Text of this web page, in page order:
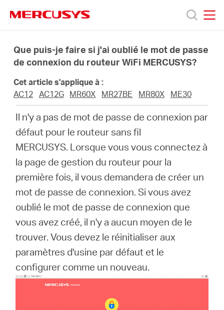
navigation
Produits
propos
Mercusys
Canada
Que puis-je faire si j'ai oublié le mot de passe
de connexion du routeur WiFi MERCUSYS?
Cet article s'applique à :
AC12
AC12G MR60X MR27BE MR80X ME30
Il n'y a pas de mot de passe de connexion par
défaut pour le routeur sans fil
MERCUSYS. Lorsque vous vous connectez à
la page de gestion du routeur pour la
première fois, il vous demandera de créer un
mot de passe de connexion.Si vous avez
oublié le mot de passe de connexion que
vous avez créé, il n'y a aucun moyen de le
trouver.Vous devez le réinitialiser aux
paramètres d'usine par défaut et le
configurer comme un nouveau.